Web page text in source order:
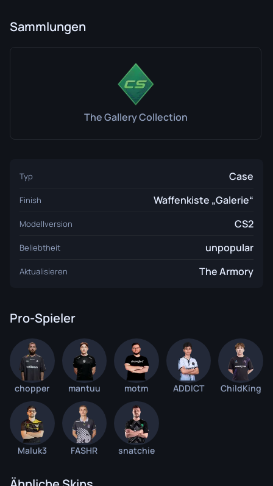
Sammlungen
The Gallery Collection
Typ Case
Finish Waffenkiste „Galerie“
Modellversion CS2
Beliebtheit unpopular
Aktualisieren The Armory
Pro-Spieler
chopper mantuu motm ADDICT ChildKing
Maluk3 FASHR snatchie